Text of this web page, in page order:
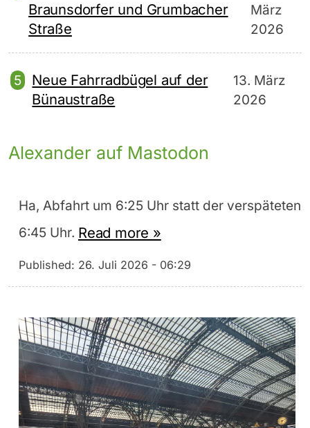
Braunsdorfer und Grumbacher
Straße
März
2026
Neue Fahrradbügel auf der
Bünaustraße
13. März
2026
Alexander auf Mastodon
Ha, Abfahrt um 6:25 Uhr statt der verspäteten
6:45 Uhr. Read more »
Published: 26. Juli 2026 - 06:29